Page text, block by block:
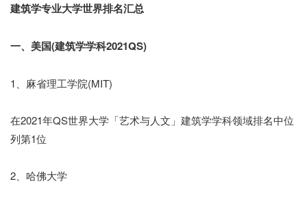
建筑学专业大学世界排名汇总
一、美国(建筑学学科2021QS)
1、麻省理工学院(MIT)
在2021年QS世界大学「艺术与人文」建筑学学科领域排名中位
列第1位
2、哈佛大学